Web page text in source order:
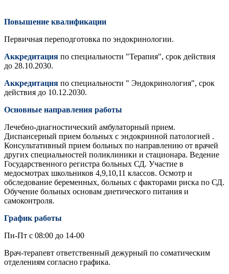
Повышение квалификации
Первичная переподготовка по эндокринологии.
Аккредитация по специальности "Терапия", срок действия
до 28.10.2030.
Аккредитация по специальности " Эндокринология", срок
действия до 10.12.2030.
Основные направления работы
Лечебно-диагностический амбулаторный прием.
Диспансерный прием больных с эндокринной патологией .
Консультативный прием больных по направлению от врачей
других специальностей поликлиники и стационара. Ведение
Государственного регистра больных СД. Участие в
медосмотрах школьников 4,9,10,11 классов. Осмотр и
обследование беременных, больных с факторами риска по СД.
Обучение больных основам диетического питания и
самоконтроля.
График работы
Пн-Пт с 08:00 до 14-00
Врач-терапевт ответственный дежурный по соматическим
отделениям согласно графика.